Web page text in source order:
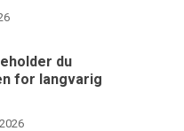
du
for langvarig